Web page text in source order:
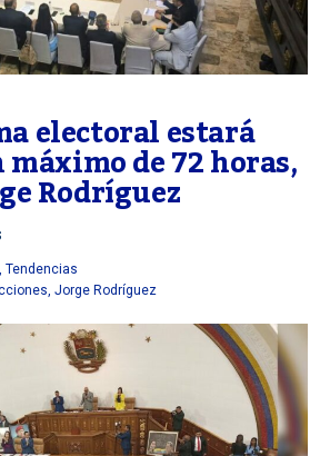
electoral estará
de 72 horas,
Rodríguez
Tendencias
Jorge Rodríguez